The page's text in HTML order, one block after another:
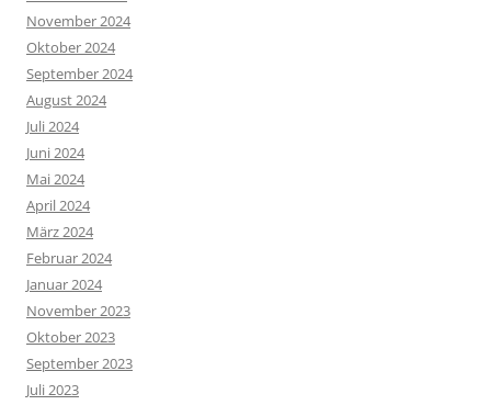
November 2024
Oktober 2024
September 2024
August 2024
Juli 2024
Juni 2024
Mai 2024
April 2024
März 2024
Februar 2024
Januar 2024
November 2023
Oktober 2023
September 2023
Juli 2023